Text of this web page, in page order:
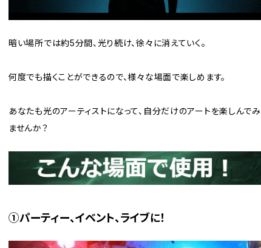
暗い場所では約5分間、光り続け、徐々に消えていく。
何度でも描くことができるので、様々な場面で楽しめます。
あなたも光のアーティストになって、自分だけのアートを楽しんでみ
ませんか？
①パーティー、イベント、ライブに！